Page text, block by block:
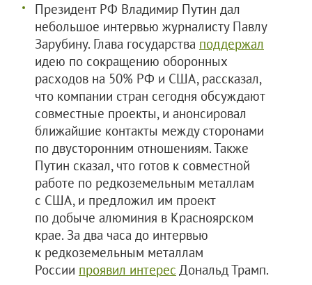
Президент РФ Владимир Путин дал
небольшое интервью журналисту Павлу
Зарубину. Глава государства поддержал
идею по сокращению оборонных
расходов на 50% РФ и США, рассказал,
что компании стран сегодня обсуждают
совместные проекты, и анонсировал
ближайшие контакты между сторонами
по двусторонним отношениям. Также
Путин сказал, что готов к совместной
работе по редкоземельным металлам
с США, и предложил им проект
по добыче алюминия в Красноярском
крае. За два часа до интервью
к редкоземельным металлам
России проявил интерес Дональд Трамп.